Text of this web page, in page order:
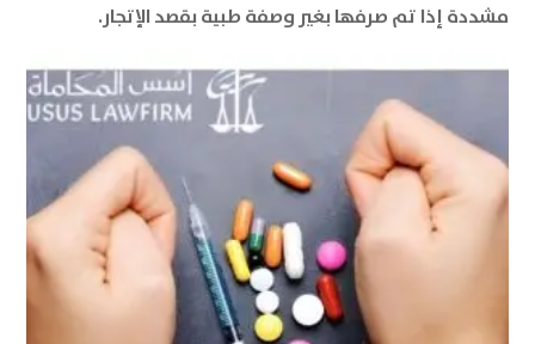
مشددة إذا تم صرفها بغير وصفة طبية بقصد الإتجار.